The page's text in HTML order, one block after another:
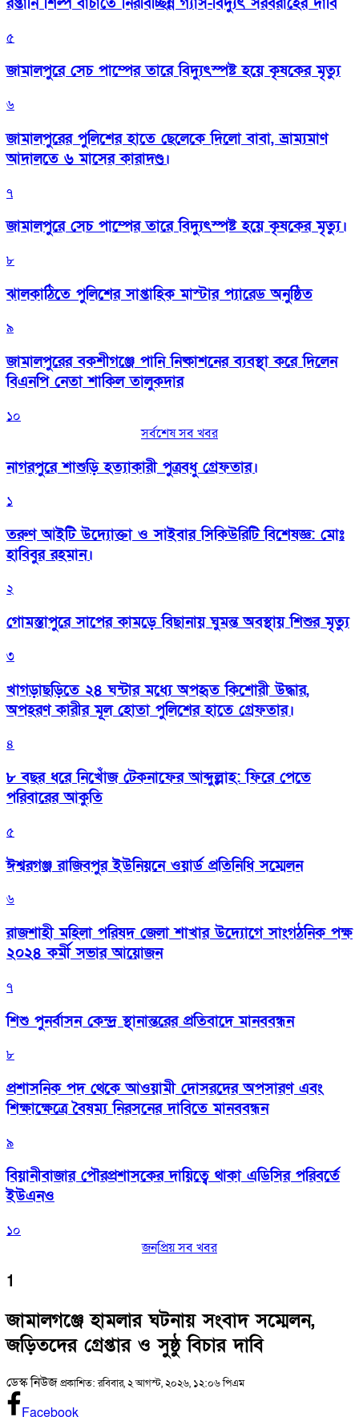
৫
জামালপুরে সেচ পাম্পের তারে বিদ্যুৎস্পষ্ট হয়ে কৃষকের মৃত্যু
৬
জামালপুরের পুলিশের হাতে ছেলেকে দিলো বাবা, ভ্রাম্যমাণ
আদালতে ৬ মাসের কারাদণ্ড।
৭
জামালপুরে সেচ পাম্পের তারে বিদ্যুৎস্পষ্ট হয়ে কৃষকের মৃত্যু।
৮
‎ঝালকাঠিতে পুলিশের সাপ্তাহিক মাস্টার প্যারেড অনুষ্ঠিত
৯
জামালপুরের বকশীগঞ্জে পানি নিষ্কাশনের ব্যবস্থা করে দিলেন
বিএনপি নেতা শাকিল তালুকদার
১০
সর্বশেষ সব খবর
নাগরপুরে শাশুড়ি হত্যাকারী পুত্রবধু গ্রেফতার।
১
তরুণ আইটি উদ্যোক্তা ও সাইবার সিকিউরিটি বিশেষজ্ঞ: মোঃ
হাবিবুর রহমান।
২
গোমস্তাপুরে সাপের কামড়ে বিছানায় ঘুমন্ত অবস্থায় শিশুর মৃত্যু
৩
খাগড়াছড়িতে ২৪ ঘন্টার মধ্যে অপহৃত কিশোরী উদ্ধার,
অপহরণ কারীর মূল হোতা পুলিশের হাতে গ্রেফতার।
৪
৮ বছর ধরে নিখোঁজ টেকনাফের আব্দুল্লাহ: ফিরে পেতে
পরিবারের আকুতি
৫
ঈশ্বরগঞ্জ রাজিবপুর ইউনিয়নে ওয়ার্ড প্রতিনিধি সম্মেলন
৬
রাজশাহী মহিলা পরিষদ জেলা শাখার উদ্যোগে সাংগঠনিক পক্ষ
২০২৪ কর্মী সভার আয়োজন
৭
শিশু পুনর্বাসন কেন্দ্র স্থানান্তরের প্রতিবাদে মানববন্ধন
৮
প্রশাসনিক পদ থেকে আওয়ামী দোসরদের অপসারণ এবং
শিক্ষাক্ষেত্রে বৈষম্য নিরসনের দাবিতে মানববন্ধন
৯
বিয়ানীবাজার পৌরপ্রশাসকের দায়িত্বে থাকা এডিসির পরিবর্তে
ইউএনও
১০
জনপ্রিয় সব খবর
1
জামালগঞ্জে হামলার ঘটনায় সংবাদ সম্মেলন,
জড়িতদের গ্রেপ্তার ও সুষ্ঠু বিচার দাবি
ডেস্ক নিউজপ্রকাশিত: রবিবার, ২ আগস্ট, ২০২৬, ১২:০৬ পিএম
Facebook